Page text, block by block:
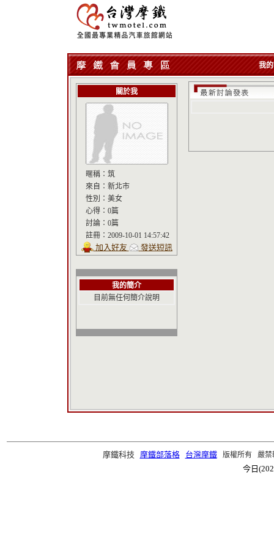
我
關於我
暱稱： 筑
來自： 新北市
性別： 美女
心得： 0篇
討論： 0篇
註冊： 2009-10-01 14:57:42
加入好友 發送短訊
我的簡介
目前無任何簡介說明
摩鐵科技 摩鐵部落格 台灣摩鐵版權所有 嚴禁
今日